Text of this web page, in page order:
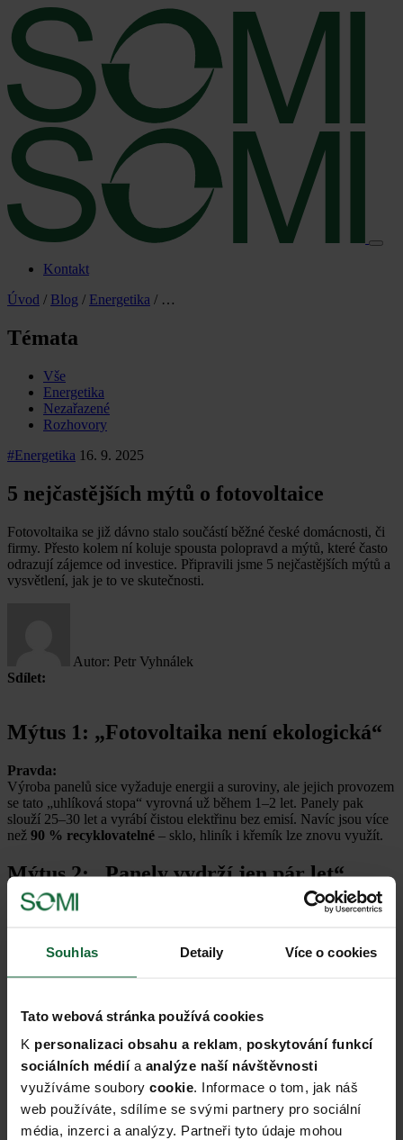
Souhlas Detaily Více o cookies
Tato webová stránka používá cookies
K personalizaci obsahu a reklam, poskytování funkcí
sociálních médiía analýze naší návštěvnosti
využíváme soubory cookie. Informace o tom, jak náš
web používáte, sdílíme se svými partnery pro sociální
média, inzerci a analýzy. Partneři tyto údaje mohou
Kontakt
Úvod / Blog / Energetika / …
Témata
Vše
Energetika
Nezařazené
Rozhovory
#Energetika 16. 9. 2025
5 nejčastějších mýtů o fotovoltaice
Fotovoltaika se již dávno stalo součástí běžné české domácnosti, či
firmy. Přesto kolem ní koluje spousta polopravd a mýtů, které často
odrazují zájemce od investice. Připravili jsme 5 nejčastějších mýtů a
vysvětlení, jak je to ve skutečnosti.
Autor: Petr Vyhnálek
Sdílet:
Mýtus 1: „Fotovoltaika není ekologická“
Pravda:
Výroba panelů sice vyžaduje energii a suroviny, ale jejich provozem
se tato „uhlíková stopa“ vyrovná už během 1–2 let. Panely pak
slouží 25–30 let a vyrábí čistou elektřinu bez emisí. Navíc jsou více
než 90 % recyklovatelné – sklo, hliník i křemík lze znovu využít.
Mýtus 2: „Panely vydrží jen pár let“
Pravda:
drží více než 80 % výkonu. Kromě toho většina výrobců poskytuje
dlouhodobé záruky – často 15 let na výrobek a 25 let na výkon.
fotovoltaika nefunguje“
Pravda:
Panely vyrábí elektřinu i když je zataženo. Ano, výroba v zimě je
nižší než v létě, ale i tehdy panely přispívají k úspoře elektřiny.
Navíc systém s bateriovým uložištěm dokáže přebytečnou energii z
léta využít efektivněji po celý rok.